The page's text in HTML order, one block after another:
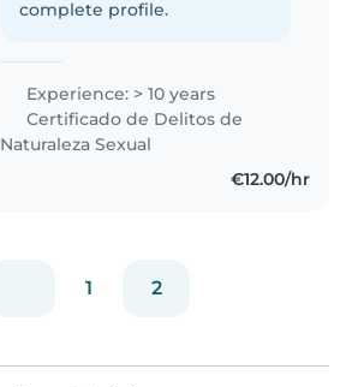
complete profile.
Experience: > 10 years
Certificado de Delitos de
Naturaleza Sexual
€12.00/hr
1 2